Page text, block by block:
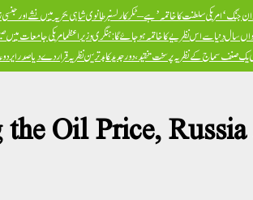
جنگ ‘امریکی سلطنت کا خاتمہ’ ہے – ٹکر کارلسنبرطانوی شاہی بحریہ میں نشے اور
سال دنیا سے اس نظریے کا خاتمہ ہو جائے گا: ہنگری وزیراعظمامریکی جامعات میں
صنف سماج کے نظریہ پر سخت تنقید، دور جدید کا بدترین نظریہ قرار دے دیاصدر
Oil Price,